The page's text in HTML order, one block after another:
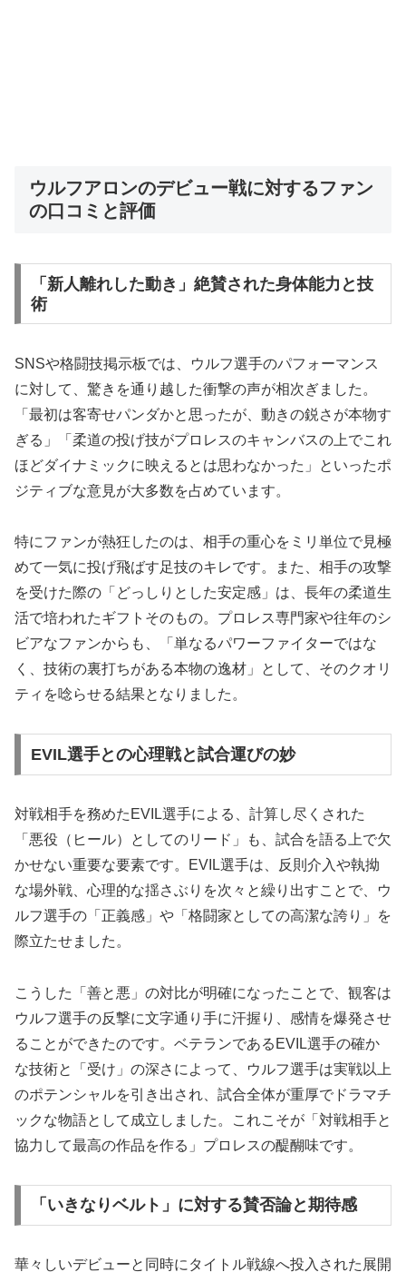
ウルフアロンのデビュー戦に対するファン
の口コミと評価
「新人離れした動き」絶賛された身体能力と技
術
SNSや格闘技掲示板では、ウルフ選手のパフォーマンス
に対して、驚きを通り越した衝撃の声が相次ぎました。
「最初は客寄せパンダかと思ったが、動きの鋭さが本物す
ぎる」「柔道の投げ技がプロレスのキャンバスの上でこれ
ほどダイナミックに映えるとは思わなかった」といったポ
ジティブな意見が大多数を占めています。
特にファンが熱狂したのは、相手の重心をミリ単位で見極
めて一気に投げ飛ばす足技のキレです。また、相手の攻撃
を受けた際の「どっしりとした安定感」は、長年の柔道生
活で培われたギフトそのもの。プロレス専門家や往年のシ
ビアなファンからも、「単なるパワーファイターではな
く、技術の裏打ちがある本物の逸材」として、そのクオリ
ティを唸らせる結果となりました。
EVIL選手との心理戦と試合運びの妙
対戦相手を務めたEVIL選手による、計算し尽くされた
「悪役（ヒール）としてのリード」も、試合を語る上で欠
かせない重要な要素です。EVIL選手は、反則介入や執拗
な場外戦、心理的な揺さぶりを次々と繰り出すことで、ウ
ルフ選手の「正義感」や「格闘家としての高潔な誇り」を
際立たせました。
こうした「善と悪」の対比が明確になったことで、観客は
ウルフ選手の反撃に文字通り手に汗握り、感情を爆発させ
ることができたのです。ベテランであるEVIL選手の確か
な技術と「受け」の深さによって、ウルフ選手は実戦以上
のポテンシャルを引き出され、試合全体が重厚でドラマチ
ックな物語として成立しました。これこそが「対戦相手と
協力して最高の作品を作る」プロレスの醍醐味です。
「いきなりベルト」に対する賛否論と期待感
華々しいデビューと同時にタイトル戦線へ投入された展開